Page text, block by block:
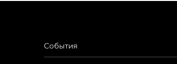
События